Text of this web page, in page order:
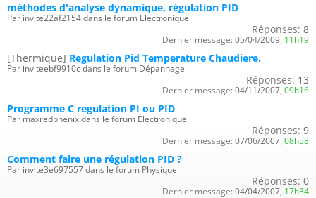
méthodes d'analyse dynamique, régulation PID
Par invite22af2154 dans le forum Électronique
Réponses: 8
Dernier message: 05/04/2009, 11h19
[Thermique] Regulation Pid Temperature Chaudiere.
Par inviteebf9910c dans le forum Dépannage
Réponses: 13
Dernier message: 04/11/2007, 09h16
Programme C regulation PI ou PID
Par maxredphenix dans le forum Électronique
Réponses: 9
Dernier message: 07/06/2007, 08h58
Comment faire une régulation PID ?
Par invite3e697557 dans le forum Physique
Réponses: 0
Dernier message: 04/04/2007, 17h34